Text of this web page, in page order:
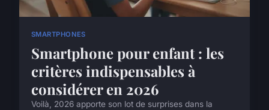
SMARTPHONES
Smartphone pour enfant : les
critères indispensables à
considérer en 2026
Voilà, 2026 apporte son lot de surprises dans la